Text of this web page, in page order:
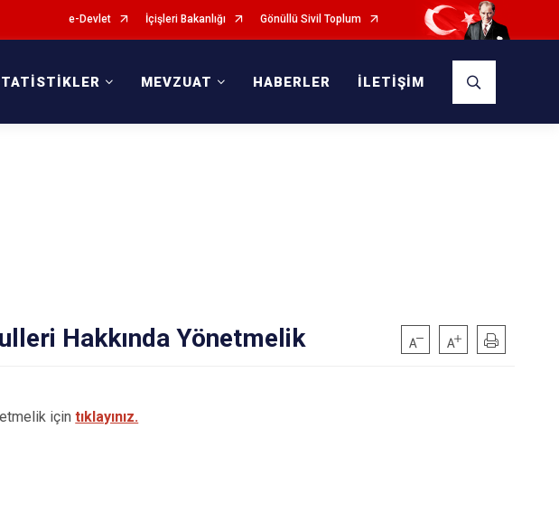
e-Devlet İçişleri Bakanlığı Gönüllü Sivil Toplum
MEVZUAT HABERLER İLETİŞİM
Hakkında Yönetmelik
içintıklayınız.